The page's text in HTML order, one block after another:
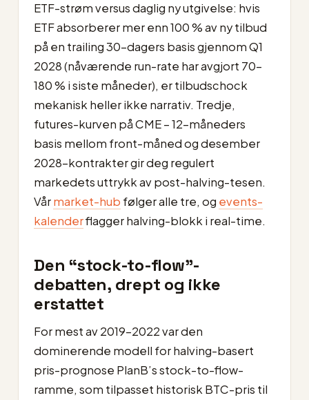
ETF-strøm versus daglig ny utgivelse: hvis
ETF absorberer mer enn 100 % av ny tilbud
på en trailing 30-dagers basis gjennom Q1
2028 (nåværende run-rate har avgjort 70–
180 % i siste måneder), er tilbudschock
mekanisk heller ikke narrativ. Tredje,
futures-kurven på CME – 12-måneders
basis mellom front-måned og desember
2028-kontrakter gir deg regulert
markedets uttrykk av post-halving-tesen.
Vårmarket-hub følger alle tre, og events-
kalenderflagger halving-blokk i real-time.
Den “stock-to-flow”-
debatten, drept og ikke
erstattet
For mest av 2019–2022 var den
dominerende modell for halving-basert
pris-prognose PlanB’s stock-to-flow-
ramme, som tilpasset historisk BTC-pris til